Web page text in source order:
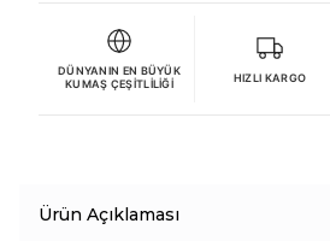
DÜNYANIN EN BÜYÜK
KUMAŞ ÇEŞITLILIĞI
HIZLI KARGO
Ürün Açıklaması